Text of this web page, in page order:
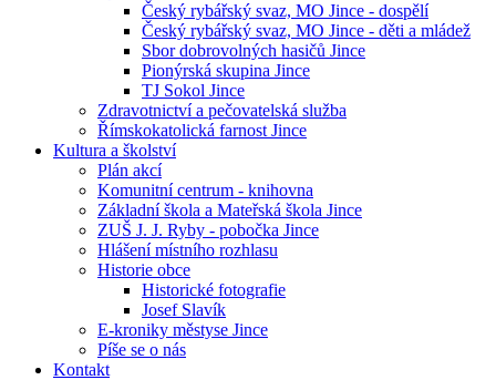
Český rybářský svaz, MO Jince - dospělí
Český rybářský svaz, MO Jince - děti a mládež
Sbor dobrovolných hasičů Jince
Pionýrská skupina Jince
TJ Sokol Jince
Zdravotnictví a pečovatelská služba
Římskokatolická farnost Jince
Kultura a školství
Plán akcí
Komunitní centrum - knihovna
Základní škola a Mateřská škola Jince
ZUŠ J. J. Ryby - pobočka Jince
Hlášení místního rozhlasu
Historie obce
Historické fotografie
Josef Slavík
E-kroniky městyse Jince
Píše se o nás
Kontakt